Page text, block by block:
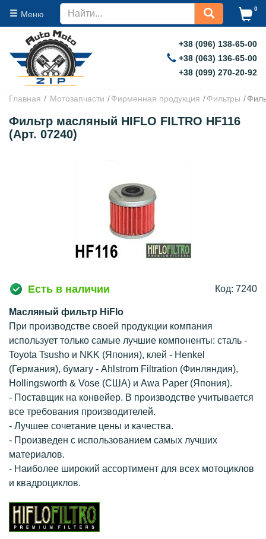
Меню
0
+38 (096) 138-65-00
+38 (063) 136-65-00
+38 (099) 270-20-92
Главная Мотозапчасти Фирменная продукция Фильтры
Фильтр масляный HIFLO FILTRO HF116
(Арт. 07240)
Есть в наличии Код: 7240
Масляный фильтр HiFlo
При производстве своей продукции компания
использует только самые лучшие компоненты: сталь -
Toyota Tsusho и NKK (Япония), клей - Henkel
(Германия), бумагу - Ahlstrom Filtration (Финляндия),
Hollingsworth & Vose (США) и Awa Paper (Япония).
- Поставщик на конвейер. В производстве учитывается
все требования производителей.
- Лучшее сочетание цены и качества.
- Произведен с использованием самых лучших
материалов.
- Наиболее широкий ассортимент для всех мотоциклов
и квадроциклов.